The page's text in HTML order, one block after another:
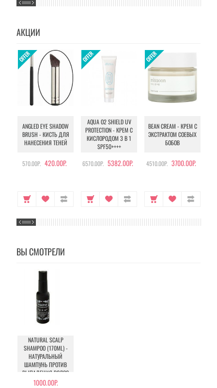
АКЦИИ
ANGLED EYE SHADOW
BRUSH - КИСТЬ ДЛЯ
НАНЕСЕНИЯ ТЕНЕЙ
570.00Р. 420.00Р.
AQUA O2 SHIELD UV
PROTECTION - КРЕМ С
КИСЛОРОДОМ 3 В 1
SPF50++++
6570.00Р. 5382.00Р.
BEAN CREAM - КРЕМ С
ЭКСТРАКТОМ СОЕВЫХ
БОБОВ
4510.00Р. 3700.00Р.
ВЫ СМОТРЕЛИ
NATURAL SCALP
SHAMPOO (170ML) -
НАТУРАЛЬНЫЙ
ШАМПУНЬ ПРОТИВ
ВЫПАДЕНИЯ ВОЛОС
1000.00Р.